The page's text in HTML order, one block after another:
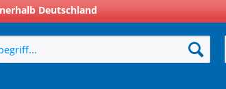
Deutschland